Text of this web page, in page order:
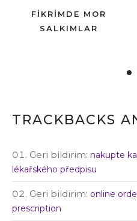
FIKRIMDE MOR
SALKIMLAR
TRACKBACKS
Geri bildirim: nakupte
lékařského předpisu
Geri bildirim: online
prescription